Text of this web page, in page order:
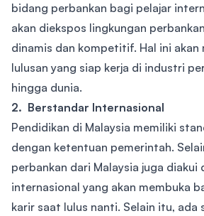
bidang perbankan bagi pelajar
akan diekspos lingkungan
dinamis dan kompetitif. Hal ini akan
lulusan yang siap kerja di industri
hingga dunia.
2. Berstandar Internasional
Pendidikan di Malaysia memiliki
dengan ketentuan pemerintah.
perbankan dari Malaysia juga diakui
internasional yang akan membuka
karir saat lulus nanti. Selain itu, ada